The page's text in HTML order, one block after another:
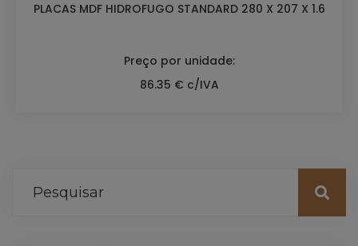
PLACAS MDF HIDROFUGO STANDARD 280 X 207 X 1.6
Preço por unidade:
86.35 € c/IVA